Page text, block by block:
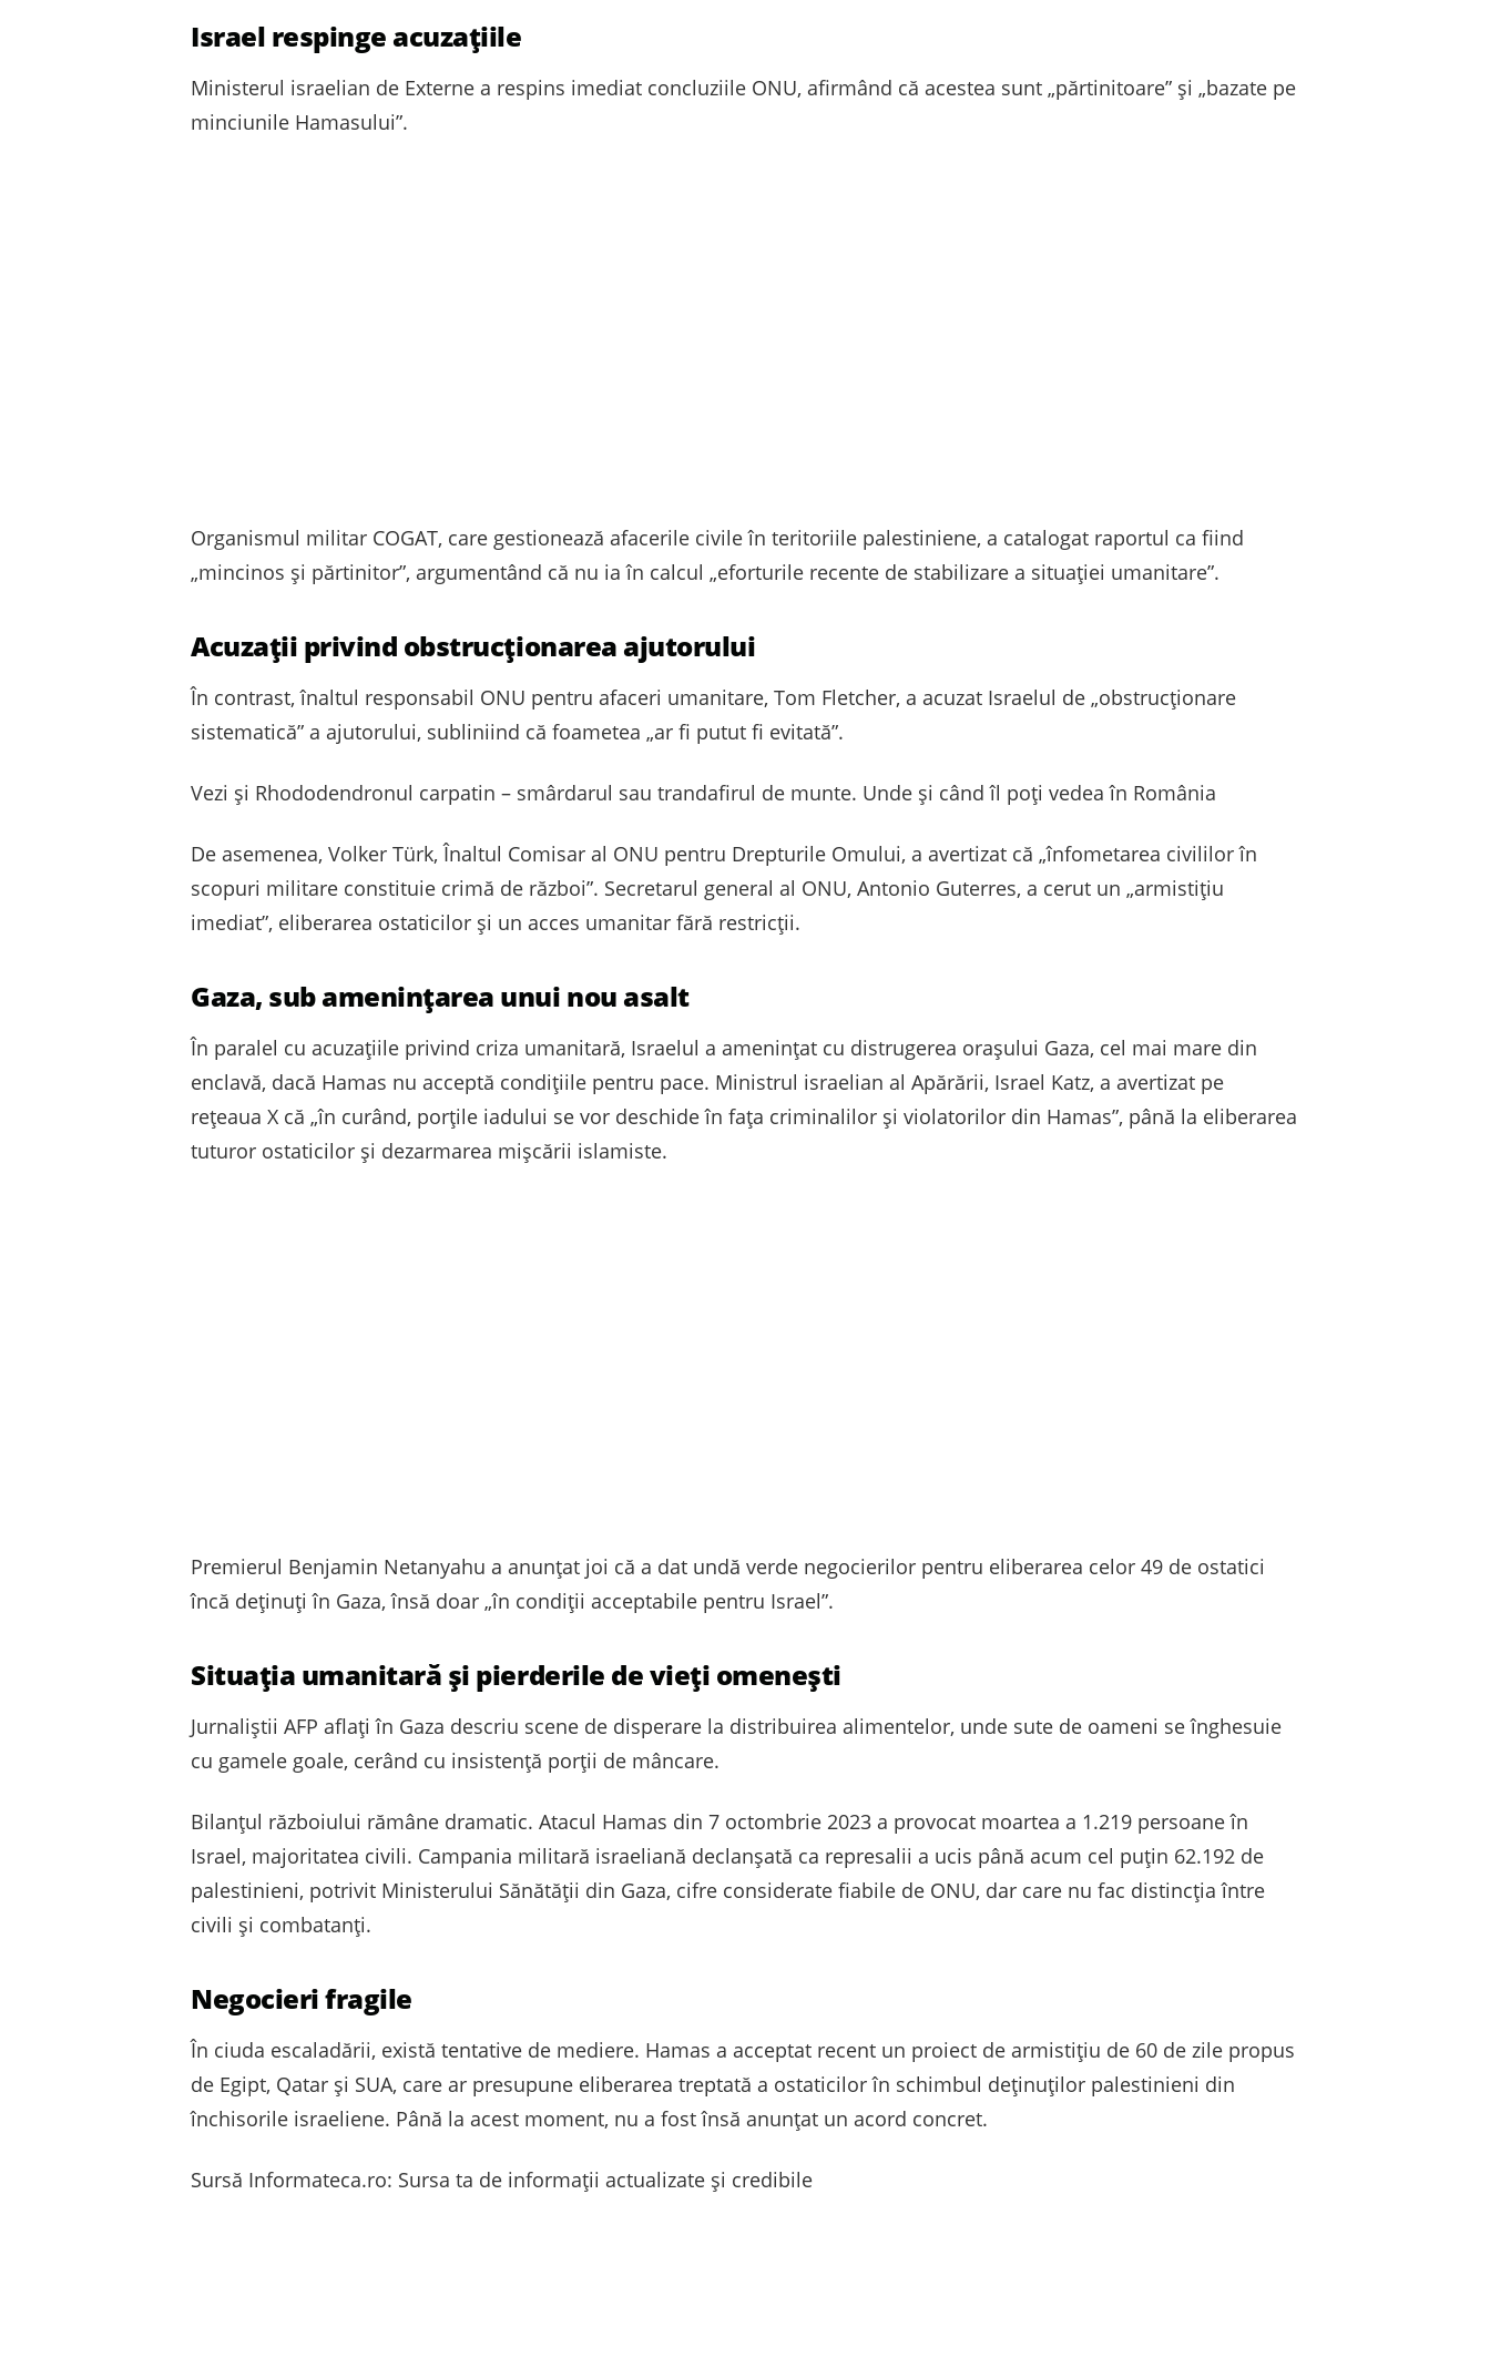
Israel respinge acuzațiile
Ministerul israelian de Externe a respins imediat concluziile ONU, afirmând că acestea sunt „părtinitoare” și „bazate pe
minciunile Hamasului”.
Organismul militar COGAT, care gestionează afacerile civile în teritoriile palestiniene, a catalogat raportul ca fiind
„mincinos și părtinitor”, argumentând că nu ia în calcul „eforturile recente de stabilizare a situației umanitare”.
Acuzații privind obstrucționarea ajutorului
În contrast, înaltul responsabil ONU pentru afaceri umanitare, Tom Fletcher, a acuzat Israelul de „obstrucționare
sistematică” a ajutorului, subliniind că foametea „ar fi putut fi evitată”.
Vezi și Rhododendronul carpatin – smârdarul sau trandafirul de munte. Unde și când îl poți vedea în România
De asemenea, Volker Türk, Înaltul Comisar al ONU pentru Drepturile Omului, a avertizat că „înfometarea civililor în
scopuri militare constituie crimă de război”. Secretarul general al ONU, Antonio Guterres, a cerut un „armistițiu
imediat”, eliberarea ostaticilor și un acces umanitar fără restricții.
Gaza, sub amenințarea unui nou asalt
În paralel cu acuzațiile privind criza umanitară, Israelul a amenințat cu distrugerea orașului Gaza, cel mai mare din
enclavă, dacă Hamas nu acceptă condițiile pentru pace. Ministrul israelian al Apărării, Israel Katz, a avertizat pe
rețeaua X că „în curând, porțile iadului se vor deschide în fața criminalilor și violatorilor din Hamas”, până la eliberarea
tuturor ostaticilor și dezarmarea mișcării islamiste.
Premierul Benjamin Netanyahu a anunțat joi că a dat undă verde negocierilor pentru eliberarea celor 49 de ostatici
încă deținuți în Gaza, însă doar „în condiții acceptabile pentru Israel”.
Situația umanitară și pierderile de vieți omenești
Jurnaliștii AFP aflați în Gaza descriu scene de disperare la distribuirea alimentelor, unde sute de oameni se înghesuie
cu gamele goale, cerând cu insistență porții de mâncare.
Bilanțul războiului rămâne dramatic. Atacul Hamas din 7 octombrie 2023 a provocat moartea a 1.219 persoane în
Israel, majoritatea civili. Campania militară israeliană declanșată ca represalii a ucis până acum cel puțin 62.192 de
palestinieni, potrivit Ministerului Sănătății din Gaza, cifre considerate fiabile de ONU, dar care nu fac distincția între
civili și combatanți.
Negocieri fragile
În ciuda escaladării, există tentative de mediere. Hamas a acceptat recent un proiect de armistițiu de 60 de zile propus
de Egipt, Qatar și SUA, care ar presupune eliberarea treptată a ostaticilor în schimbul deținuților palestinieni din
închisorile israeliene. Până la acest moment, nu a fost însă anunțat un acord concret.
Sursă Informateca.ro: Sursa ta de informații actualizate și credibile